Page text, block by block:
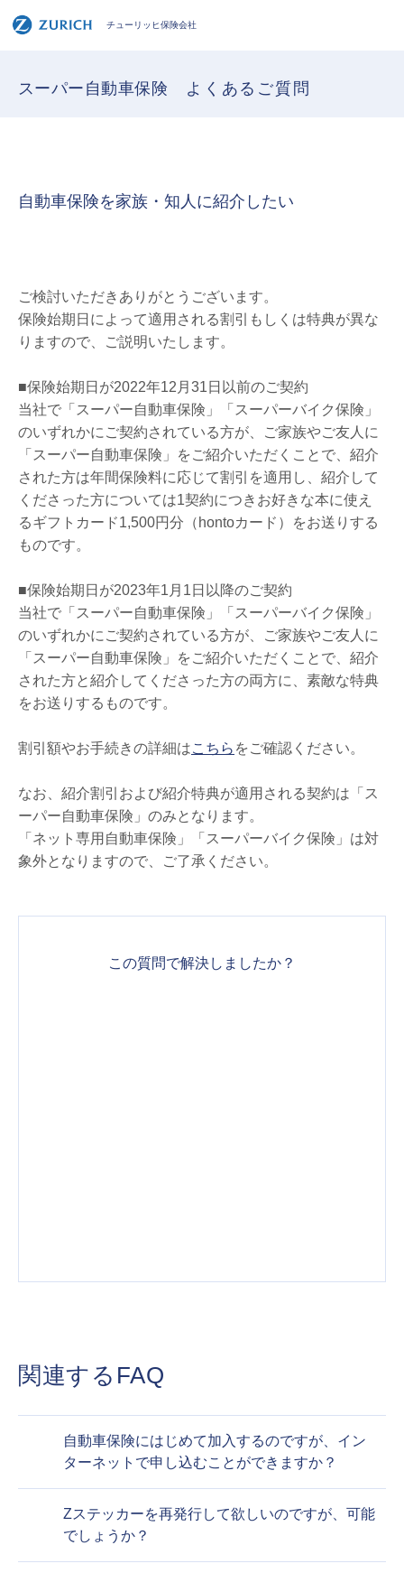
チューリッヒ保険会社
スーパー自動車保険 よくあるご質問
自動車保険を家族・知人に紹介したい
ご検討いただきありがとうございます。
保険始期日によって適用される割引もしくは特典が異な
りますので、ご説明いたします。
■保険始期日が2022年12月31日以前のご契約
当社で「スーパー自動車保険」「スーパーバイク保険」
のいずれかにご契約されている方が、ご家族やご友人に
「スーパー自動車保険」をご紹介いただくことで、紹介
された方は年間保険料に応じて割引を適用し、紹介して
くださった方については1契約につきお好きな本に使え
るギフトカード1,500円分（hontoカード）をお送りする
ものです。
■保険始期日が2023年1月1日以降のご契約
当社で「スーパー自動車保険」「スーパーバイク保険」
のいずれかにご契約されている方が、ご家族やご友人に
「スーパー自動車保険」をご紹介いただくことで、紹介
された方と紹介してくださった方の両方に、素敵な特典
をお送りするものです。
割引額やお手続きの詳細はこちら をご確認ください。
なお、紹介割引および紹介特典が適用される契約は「ス
ーパー自動車保険」のみとなります。
「ネット専用自動車保険」「スーパーバイク保険」は対
象外となりますので、ご了承ください。
この質問で解決しましたか？
関連するFAQ
自動車保険にはじめて加入するのですが、イン
ターネットで申し込むことができますか？
Zステッカーを再発行して欲しいのですが、可能
でしょうか？